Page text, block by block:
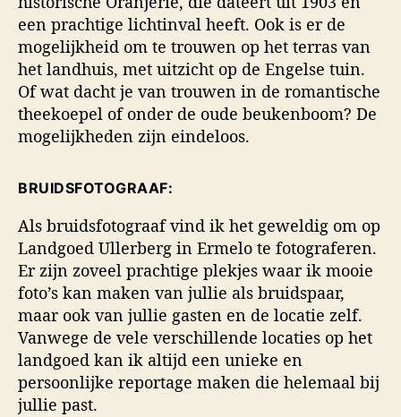
een prachtige lichtinval heeft. Ook is er de
mogelijkheid om te trouwen op het terras van
het landhuis, met uitzicht op de Engelse tuin.
Of wat dacht je van trouwen in de romantische
theekoepel of onder de oude beukenboom? De
mogelijkheden zijn eindeloos.
BRUIDSFOTOGRAAF:
Als bruidsfotograaf vind ik het geweldig om op
Landgoed Ullerberg in Ermelo te fotograferen.
Er zijn zoveel prachtige plekjes waar ik mooie
foto’s kan maken van jullie als bruidspaar,
maar ook van jullie gasten en de locatie zelf.
Vanwege de vele verschillende locaties op het
landgoed kan ik altijd een unieke en
persoonlijke reportage maken die helemaal bij
jullie past.